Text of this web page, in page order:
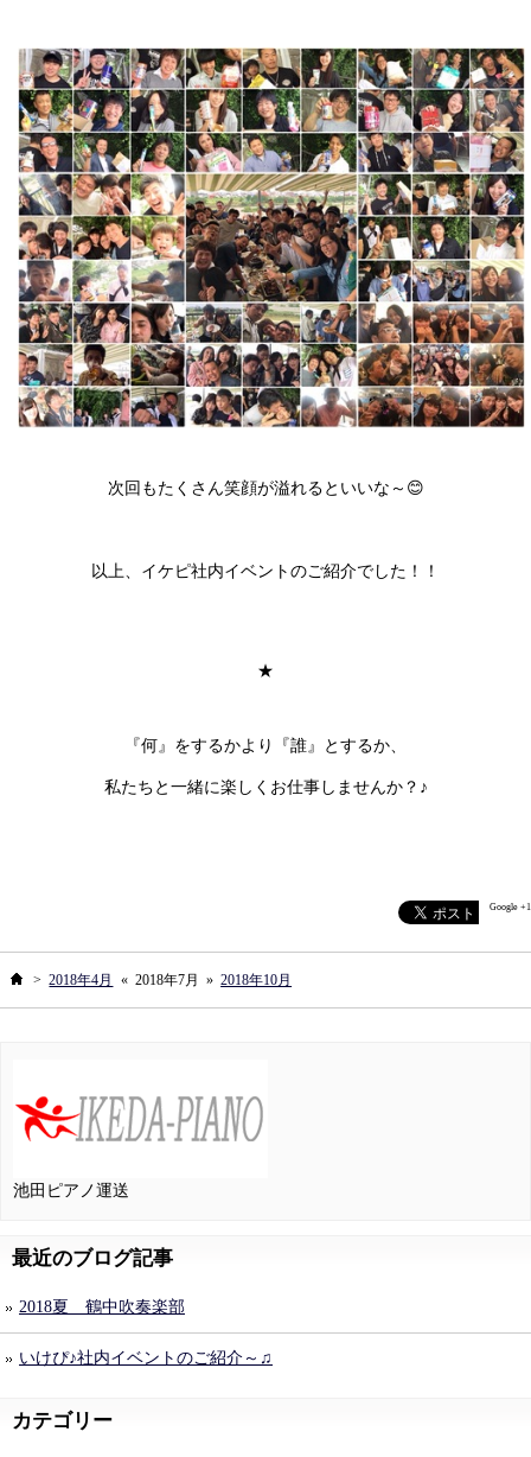
次回もたくさん笑顔が溢れるといいな～😊
以上、イケピ社内イベントのご紹介でした！！
★
『何』をするかより『誰』とするか、
私たちと一緒に楽しくお仕事しませんか？♪
Google +1
ホーム
> 2018年4月 « 2018年7月 » 2018年10月
池田ピアノ運送
最近のブログ記事
2018夏 鶴中吹奏楽部
いけぴ♪社内イベントのご紹介～♫
カテゴリー